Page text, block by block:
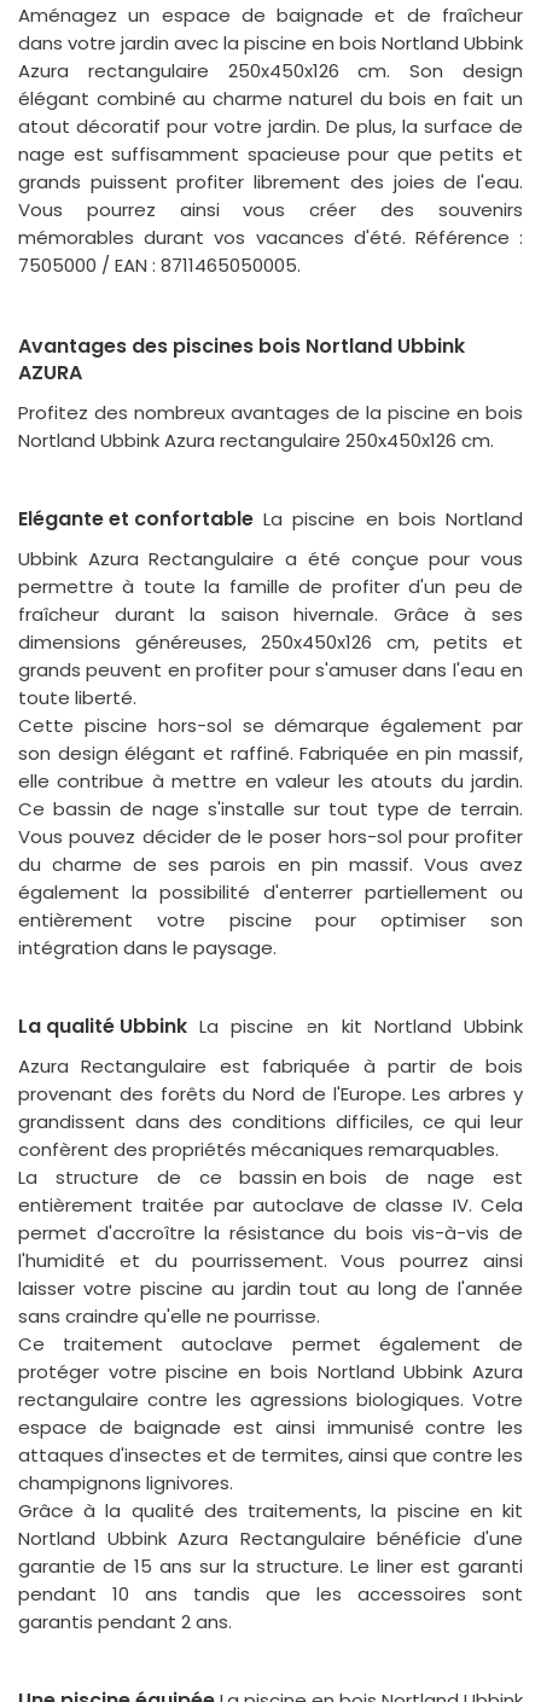
Aménagez un espace de baignade et de fraîcheur
dans votre jardin avec la piscine en bois Nortland Ubbink
Azura rectangulaire 250x450x126 cm. Son design
élégant combiné au charme naturel du bois en fait un
atout décoratif pour votre jardin. De plus, la surface de
nage est suffisamment spacieuse pour que petits et
grands puissent profiter librement des joies de l'eau.
Vous pourrez ainsi vous créer des souvenirs
mémorables durant vos vacances d'été. Référence :
7505000 / EAN : 8711465050005.
Avantages des piscines bois Nortland Ubbink
AZURA
Profitez des nombreux avantages de la piscine en bois
Nortland Ubbink Azura rectangulaire 250x450x126 cm.
Elégante et confortable La piscine en bois Nortland
Ubbink Azura Rectangulaire a été conçue pour vous
permettre à toute la famille de profiter d'un peu de
fraîcheur durant la saison hivernale. Grâce à ses
dimensions généreuses, 250x450x126 cm, petits et
grands peuvent en profiter pour s'amuser dans l'eau en
toute liberté.
Cette piscine hors-sol se démarque également par
son design élégant et raffiné. Fabriquée en pin massif,
elle contribue à mettre en valeur les atouts du jardin.
Ce bassin de nage s'installe sur tout type de terrain.
Vous pouvez décider de le poser hors-sol pour profiter
du charme de ses parois en pin massif. Vous avez
également la possibilité d'enterrer partiellement ou
entièrement votre piscine pour optimiser son
intégration dans le paysage.
La qualité Ubbink La piscine en kit Nortland Ubbink
Azura Rectangulaire est fabriquée à partir de bois
provenant des forêts du Nord de l'Europe. Les arbres y
grandissent dans des conditions difficiles, ce qui leur
confèrent des propriétés mécaniques remarquables.
La structure de cebassin en bois de nage est
entièrement traitée par autoclave de classe IV. Cela
permet d'accroître la résistance du bois vis-à-vis de
l'humidité et du pourrissement. Vous pourrez ainsi
laisser votre piscine au jardin tout au long de l'année
sans craindre qu'elle ne pourrisse.
Ce traitement autoclave permet également de
protéger votre piscine en bois Nortland Ubbink Azura
rectangulaire contre les agressions biologiques. Votre
espace de baignade est ainsi immunisé contre les
attaques d'insectes et de termites, ainsi que contre les
champignons lignivores.
Grâce à la qualité des traitements, la piscine en kit
Nortland Ubbink Azura Rectangulaire bénéficie d'une
garantie de 15 ans sur la structure. Le liner est garanti
pendant 10 ans tandis que les accessoires sont
garantis pendant 2 ans.